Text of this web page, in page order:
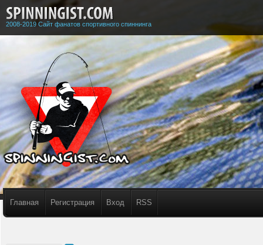
2008-2019 Сайт фанатов спортивного спиннинга
Главная Регистрация Вход RSS